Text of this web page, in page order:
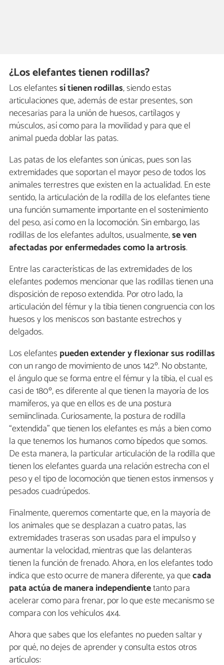
¿Los elefantes tienen rodillas?
Los elefantessí tienen rodillas, siendo estas
articulaciones que, además de estar presentes, son
necesarias para la unión de huesos, cartílagos y
músculos, así como para la movilidad y para que el
animal pueda doblar las patas.
Las patas de los elefantes son únicas, pues son las
extremidades que soportan el mayor peso de todos los
animales terrestres que existen en la actualidad. En este
sentido, la articulación de la rodilla de los elefantes tiene
una función sumamente importante en el sostenimiento
del peso, así como en la locomoción. Sin embargo, las
rodillas de los elefantes adultos, usualmente,se ven
afectadas por enfermedades como la artrosis.
Entre las características de las extremidades de los
elefantes podemos mencionar que las rodillas tienen una
disposición de reposo extendida. Por otro lado, la
articulación del fémur y la tibia tienen congruencia con los
huesos y los meniscos son bastante estrechos y
delgados.
Los elefantes pueden extender y flexionar sus rodillas
con un rango de movimiento de unos 142º. No obstante,
el ángulo que se forma entre el fémur y la tibia, el cual es
casi de 180º, es diferente al que tienen la mayoría de los
mamíferos, ya que en ellos es de una postura
semiinclinada. Curiosamente, la postura de rodilla
“extendida” que tienen los elefantes es más a bien como
la que tenemos los humanos como bípedos que somos.
De esta manera, la particular articulación de la rodilla que
tienen los elefantes guarda una relación estrecha con el
peso y el tipo de locomoción que tienen estos inmensos y
pesados cuadrúpedos.
Finalmente, queremos comentarte que, en la mayoría de
los animales que se desplazan a cuatro patas, las
extremidades traseras son usadas para el impulso y
aumentar la velocidad, mientras que las delanteras
tienen la función de frenado. Ahora, en los elefantes todo
indica que esto ocurre de manera diferente, ya quecada
pata actúa de manera independientetanto para
acelerar como para frenar, por lo que este mecanismo se
compara con los vehículos 4x4.
Ahora que sabes que los elefantes no pueden saltar y
por qué, no dejes de aprender y consulta estos otros
artículos: